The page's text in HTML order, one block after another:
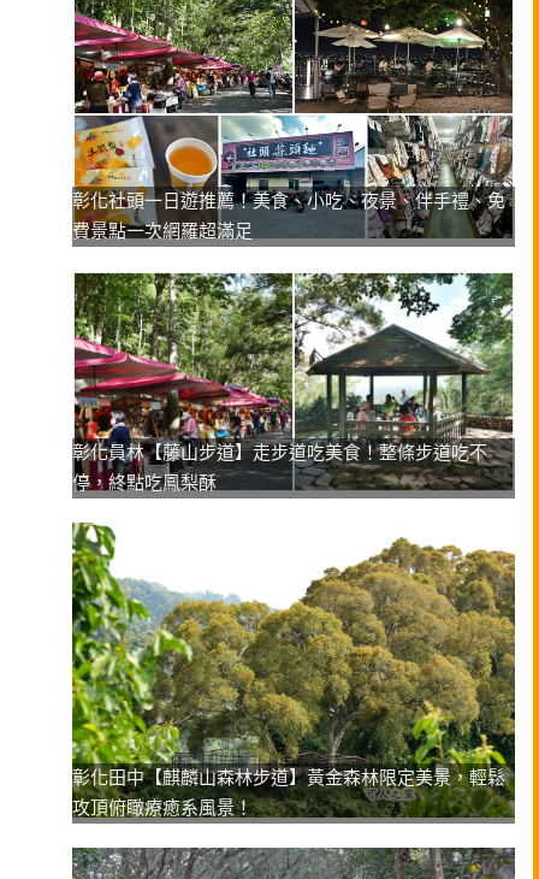
彰化社頭一日遊推薦！美食、小吃、夜景、伴手禮、免
費景點一次網羅超滿足
彰化員林【藤山步道】走步道吃美食！整條步道吃不
停，終點吃鳳梨酥
彰化田中【麒麟山森林步道】黃金森林限定美景，輕鬆
攻頂俯瞰療癒系風景！